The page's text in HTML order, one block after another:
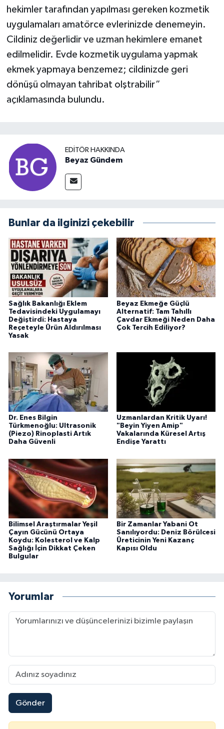
hekimler tarafından yapılması gereken kozmetik
uygulamaları amatörce evlerinizde denemeyin.
Cildiniz değerlidir ve uzman hekimlere emanet
edilmelidir. Evde kozmetik uygulama yapmak
ekmek yapmaya benzemez; cildinizde geri
dönüşü olmayan tahribat olştrabilir”
açıklamasında bulundu.
EDITÖR HAKKINDA
Beyaz Gündem
Bunlar da ilginizi çekebilir
Sağlık Bakanlığı Eklem
Tedavisindeki Uygulamayı
Değiştirdi: Hastaya
Reçeteyle Ürün Aldırılması
Yasak
Beyaz Ekmeğe Güçlü
Alternatif: Tam Tahıllı
Çavdar Ekmeği Neden Daha
Çok Tercih Ediliyor?
Dr. Enes Bilgin
Türkmenoğlu: Ultrasonik
(Piezo) Rinoplasti Artık
Daha Güvenli
Uzmanlardan Kritik Uyarı!
"Beyin Yiyen Amip"
Vakalarında Küresel Artış
Endişe Yarattı
Bilimsel Araştırmalar Yeşil
Çayın Gücünü Ortaya
Koydu: Kolesterol ve Kalp
Sağlığı İçin Dikkat Çeken
Bulgular
Bir Zamanlar Yabani Ot
Sanılıyordu: Deniz Börülcesi
Üreticinin Yeni Kazanç
Kapısı Oldu
Yorumlar
Gönder